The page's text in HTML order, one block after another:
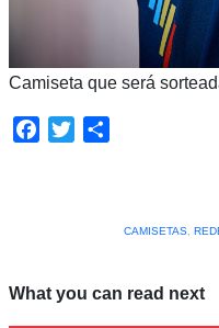
Camiseta que será
Facebook
Twitter
CAMISETAS,
What you can read next